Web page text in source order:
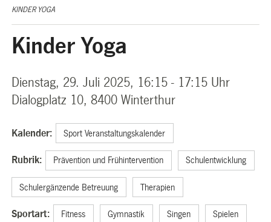
KINDER YOGA
Kinder Yoga
Dienstag, 29. Juli 2025, 16:15 - 17:15 Uhr
Dialogplatz 10, 8400 Winterthur
Kalender: Sport Veranstaltungskalender
Rubrik: Prävention und Frühintervention Schulentwicklung
Schulergänzende Betreuung Therapien
Sportart: Fitness Gymnastik Singen Spielen